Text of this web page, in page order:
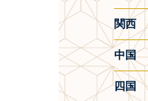
関西
中国
四国